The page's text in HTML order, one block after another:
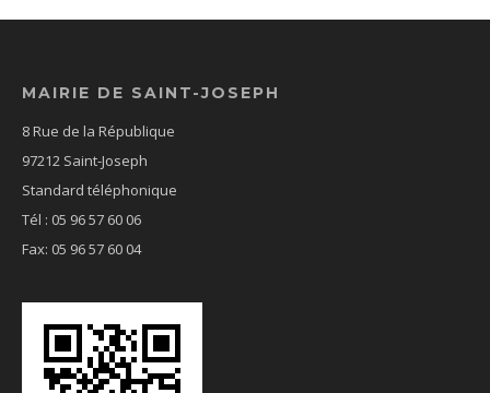
MAIRIE DE SAINT-JOSEPH
8 Rue de la République
97212 Saint-Joseph
Standard téléphonique
Tél : 05 96 57 60 06
Fax: 05 96 57 60 04